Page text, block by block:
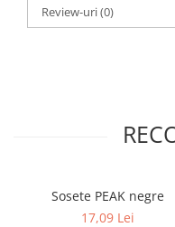
Review-uri(0)
Sosete PEAK negre
17,09 Lei